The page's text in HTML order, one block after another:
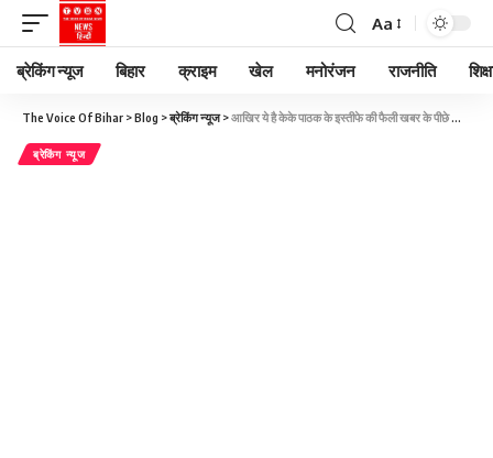
Aa
ब्रेकिंग न्यूज बिहार क्राइम खेल मनोरंजन राजनीति
The Voice Of Bihar >Blog >ब्रेकिंग न्यूज>आखिर ये है केके पाठक के इस्तीफे की फैली खबर के पीछे की पूरी कहानी
ब्रेकिंग न्यूज